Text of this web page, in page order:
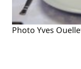
Photo Yves